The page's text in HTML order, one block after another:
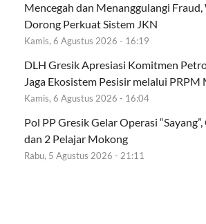
Mencegah dan Menanggulangi
Dorong Perkuat Sistem JKN
Kamis, 6 Agustus 2026 - 16:19
DLH Gresik Apresiasi Komitmen
Jaga Ekosistem Pesisir melalui PRPM
Kamis, 6 Agustus 2026 - 16:04
Pol PP Gresik Gelar Operasi
dan 2 Pelajar Mokong
Rabu, 5 Agustus 2026 - 21:11